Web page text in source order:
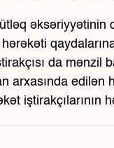
əksəriyyətinin
da mənzil
arxasında edilən
iştirakçılarının